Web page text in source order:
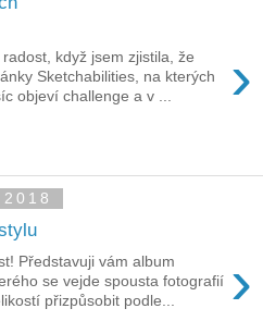
›
když jsem zjistila, že
Sketchabilities, na kterých
objeví challenge a v ...
›
Představuji vám album
se vejde spousta fotografií
přizpůsobit podle...